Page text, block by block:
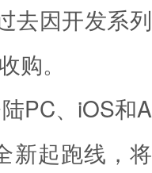
去因开发系列
购。
PC、iOS和A
新起跑线，将